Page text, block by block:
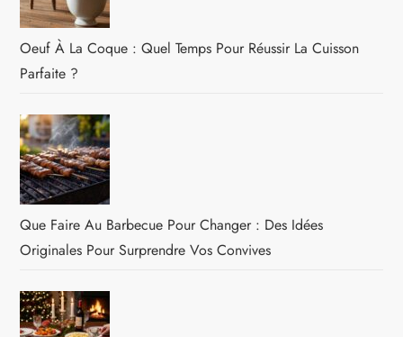
Oeuf À La Coque : Quel Temps Pour Réussir La Cuisson
Parfaite ?
Que Faire Au Barbecue Pour Changer : Des Idées
Originales Pour Surprendre Vos Convives